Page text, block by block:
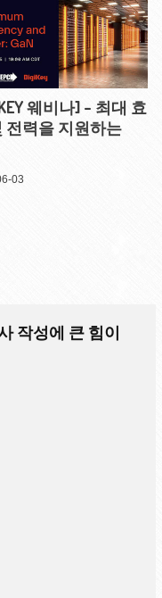
웨비나] – 최대 효
전력을 지원하는
03
작성에 큰 힘이